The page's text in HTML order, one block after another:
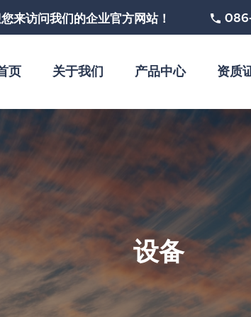
来访问我们的企业官方网站！
页 关于我们 产品中心 资质
设备